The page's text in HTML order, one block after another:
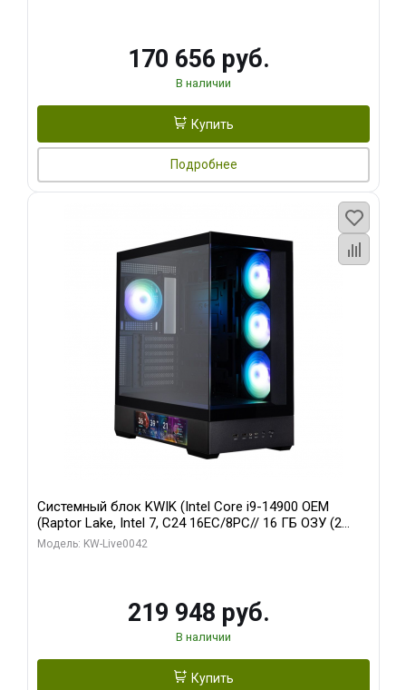
170 656 руб.
В наличии
Купить
Подробнее
Системный блок KWIK (Intel Core i9-14900 OEM
(Raptor Lake, Intel 7, C24 16EC/8PC// 16 ГБ ОЗУ (2
модуля)/ Gigabyte RTX5070Ti EAGLE OC ICE SFF 16GB
Модель: KW-Live0042
219 948 руб.
В наличии
Купить